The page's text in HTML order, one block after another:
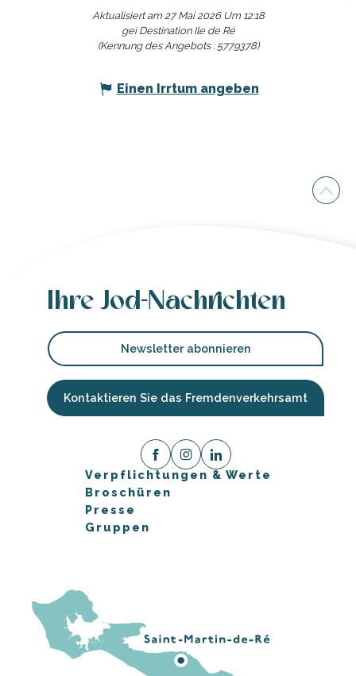
Aktualisiert am 27 Mai 2026 Um 12:18
gei Destination Ile de Ré
(Kennung des Angebots : 5779378)
Einen Irrtum angeben
Ihre Jod-Nachrichten
Newsletter abonnieren
Kontaktieren Sie das Fremdenverkehrsamt
Verpflichtungen & Werte
Broschüren
Presse
Gruppen